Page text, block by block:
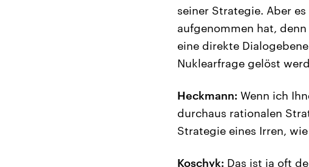
seiner Strategie. Aber
aufgenommen hat,
eine direkte
Nuklearfrage gelöst
Heckmann: Wenn ich
durchaus rationalen
Strategie eines Irren,
Koschyk: Das ist ja oft